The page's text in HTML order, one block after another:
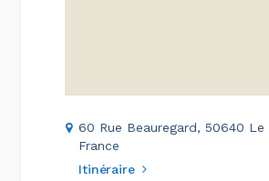
60 Rue Beauregard, 50640 Le
France
Itinéraire